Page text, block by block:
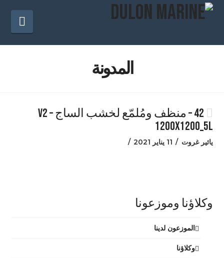
المدونة
42 – منظف ومُلمّع لخشب الساج V2 –
1200X1200_5L
يائير غروت 11 يناير 2021
وكلاؤنا وموزعونا
الموزعون لدينا
وكلاؤنا